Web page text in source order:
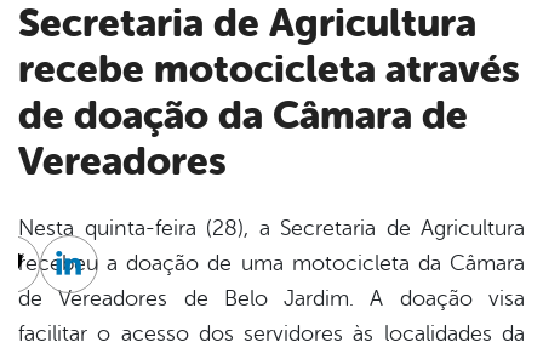
Secretaria de Agricultura
recebe motocicleta através
de doação da Câmara de
Vereadores
Nesta quinta-feira (28), a Secretaria de Agricultura
recebeu a doação de uma motocicleta da Câmara
de Vereadores de Belo Jardim. A doação visa
facilitar o acesso dos servidores às localidades da
Twitter
Linkedin